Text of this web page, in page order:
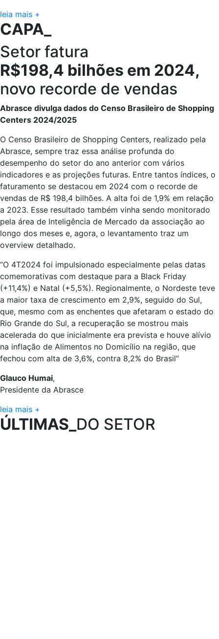
leia mais +
CAPA_
Setor fatura
R$198,4 bilhões em 2024,
novo recorde de vendas
Abrasce divulga dados do Censo Brasileiro de Shopping
Centers 2024/2025
O Censo Brasileiro de Shopping Centers, realizado pela
Abrasce, sempre traz essa análise profunda do
desempenho do setor do ano anterior com vários
indicadores e as projeções futuras. Entre tantos índices, o
faturamento se destacou em 2024 com o recorde de
vendas de R$ 198,4 bilhões. A alta foi de 1,9% em relação
a 2023. Esse resultado também vinha sendo monitorado
pela área de Inteligência de Mercado da associação ao
longo dos meses e, agora, o levantamento traz um
overview detalhado.
“O 4T2024 foi impulsionado especialmente pelas datas
comemorativas com destaque para a Black Friday
(+11,4%) e Natal (+5,5%). Regionalmente, o Nordeste teve
a maior taxa de crescimento em 2,9%, seguido do Sul,
que, mesmo com as enchentes que afetaram o estado do
Rio Grande do Sul, a recuperação se mostrou mais
acelerada do que inicialmente era prevista e houve alívio
na inflação de Alimentos no Domicílio na região, que
fechou com alta de 3,6%, contra 8,2% do Brasil”
Glauco Humai,
Presidente da Abrasce
leia mais +
ÚLTIMAS_ DO SETOR